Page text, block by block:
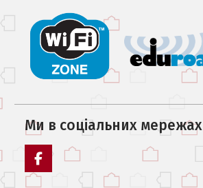
Ми в соцiальних мережах
Facebook